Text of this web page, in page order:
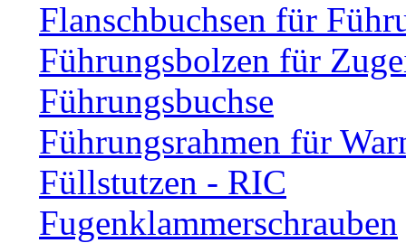
Flanschbuchsen für
Führungsbolzen für
Führungsbuchse
Führungsrahmen für
Füllstutzen - RIC
Fugenklammerschrauben